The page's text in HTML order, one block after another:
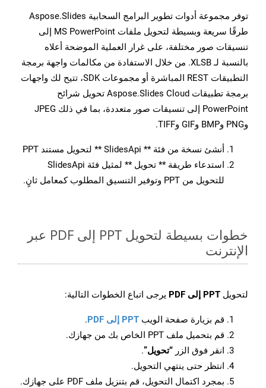
توفر مجموعة أدوات تطوير البرامج السحابية Aspose.Slides
طرقًا سريعة وبسيطة لتحويل ملفات MS PowerPoint إلى
تنسيقات صور مختلفة، على غرار العملية الموضحة أعلاه
بالنسبة لـ XLSB. من خلال الاستفادة من مكالمات واجهة برمجة
التطبيقات REST المباشرة أو مجموعات SDK، تتيح لك واجهات
برمجة تطبيقات Aspose.Slides Cloud تحويل شرائح
PowerPoint إلى تنسيقات صور متعددة، بما في ذلك JPEG
وPNG وBMP وGIF وTIFF.
أنشئ نسخة من فئة ** SlidesApi ** لتحويل مستند PPT
استدعاء طريقة ** تحويل ** لمثيل فئة SlidesApi
للتحويل من PPT وتوفير التنسيق المطلوب كمعامل ثانٍ.
خطوات بسيطة لتحويل PPT إلى PDF عبر
الإنترنت
لتحويل PPT إلى PDF يرجى اتباع الخطوات التالية:
قم بزيارة صفحة الويب PPT إلى PDF
.
قم بتحميل ملف PPT الخاص بك من جهازك.
انقر فوق الزر “تحويل”.
انتظر حتى ينتهي التحويل.
بمجرد اكتمال التحويل، قم بتنزيل ملف PDF على جهازك.